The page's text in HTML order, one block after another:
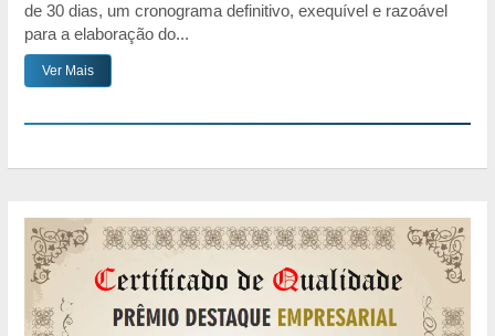
de 30 dias, um cronograma definitivo, exequível e razoável
para a elaboração do...
Ver Mais